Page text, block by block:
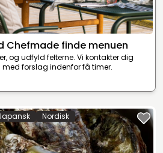
Chefmade finde menuen
og udfyld felterne. Vi kontakter dig
med forslag indenfor få timer.
Nordisk